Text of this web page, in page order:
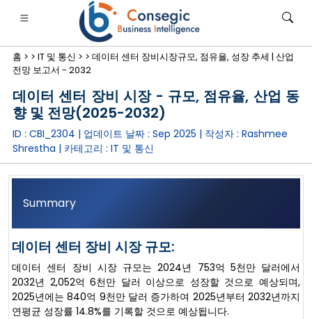
·금융·보험• 소비재 • 에너지 및 전력• 식품 및 음료
• 사례 연구
홈 > > IT 및 통신 > > 데이터 센터 장비시장규모, 점유율, 성장 추세 | 산업
전망 보고서 - 2032
데이터 센터 장비 시장 - 규모, 점유율, 산업 동
향 및 전망(2025-2032)
ID : CBI_2304 | 업데이트 날짜 : Sep 2025 | 작성자 : Rashmee
Shrestha | 카테고리 : IT 및 통신
Summary
데이터 센터 장비 시장 규모:
데이터 센터 장비 시장 규모는 2024년 753억 5천만 달러에서
2032년 2,052억 6천만 달러 이상으로 성장할 것으로 예상되며,
2025년에는 840억 9천만 달러 증가하여 2025년부터 2032년까지
연평균 성장률 14.8%를 기록할 것으로 예상됩니다.